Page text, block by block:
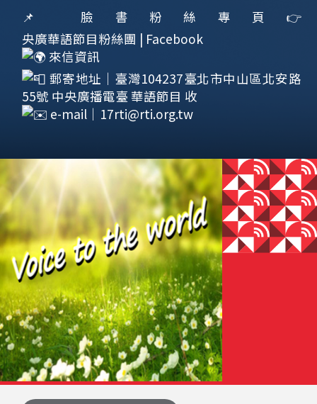
📌 臉書粉絲專頁👉
央廣華語節目粉絲團 | Facebook
來信資訊
郵寄地址｜臺灣104237臺北市中山區北安路
55號 中央廣播電臺 華語節目 收
e-mail｜ 17rti@rti.org.tw